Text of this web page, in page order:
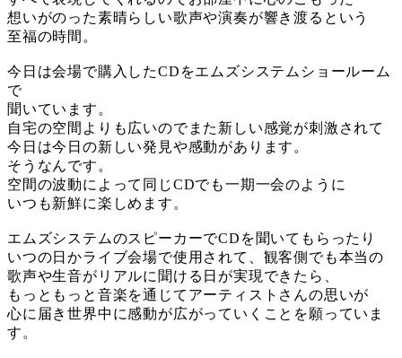
想いがのった素晴らしい歌声や演奏が響き渡るという
至福の時間。
今日は会場で購入したCDをエムズシステムショールーム
で
聞いています。
自宅の空間よりも広いのでまた新しい感覚が刺激されて
今日は今日の新しい発見や感動があります。
そうなんです。
空間の波動によって同じCDでも一期一会のように
いつも新鮮に楽しめます。
エムズシステムのスピーカーでCDを聞いてもらったり
いつの日かライブ会場で使用されて、観客側でも本当の
歌声や生音がリアルに聞ける日が実現できたら、
もっともっと音楽を通じてアーティストさんの思いが
心に届き世界中に感動が広がっていくことを願っていま
す。